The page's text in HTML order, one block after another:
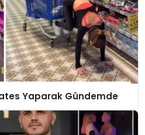
Yaparak Gündemde